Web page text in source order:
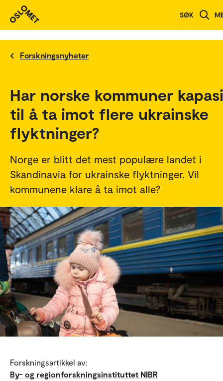
SØK
Forskningsnyheter
Har norske kommuner
til å ta imot flere ukrainske
flyktninger?
Norge er blitt det mest populære landet i
Skandinavia for ukrainske flyktninger. Vil
kommunene klare å ta imot alle?
Forskningsartikkel av:
By- og regionforskningsinstituttet NIBR